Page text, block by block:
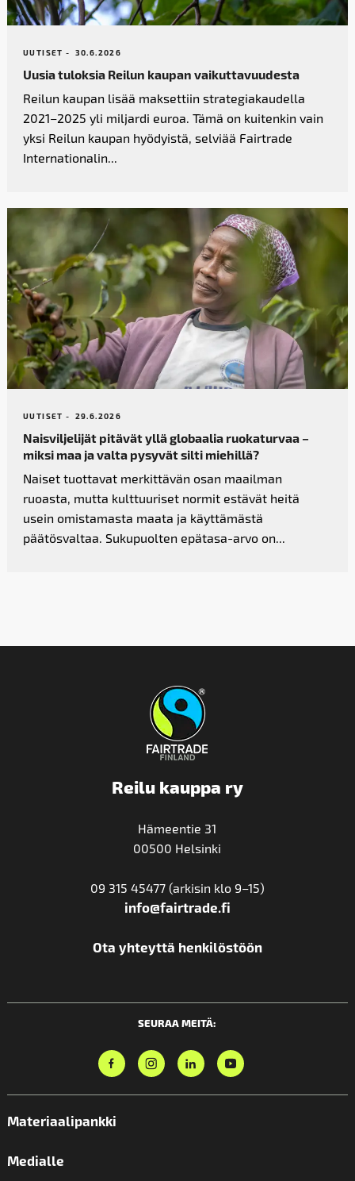
UUTISET - 30.6.2026
Uusia tuloksia Reilun kaupan vaikutta­vuudesta
Reilun kaupan lisää maksettiin strategiakaudella
2021–2025 yli miljardi euroa. Tämä on kuitenkin vain
yksi Reilun kaupan hyödyistä, selviää Fairtrade
Internationalin...
UUTISET - 29.6.2026
Naisviljelijät pitävät yllä globaalia ruokaturvaa –
miksi maa ja valta pysyvät silti miehillä?
Naiset tuottavat merkittävän osan maailman
ruoasta, mutta kulttuuriset normit estävät heitä
usein omistamasta maata ja käyttämästä
päätösvaltaa. Sukupuolten epätasa-arvo on...
Reilu kauppa ry
Hämeentie 31
00500 Helsinki
09 315 45477 (arkisin klo 9–15)
info@fairtrade.fi
Ota yhteyttä henkilöstöön
SEURAA MEITÄ:
Materiaalipankki
Medialle